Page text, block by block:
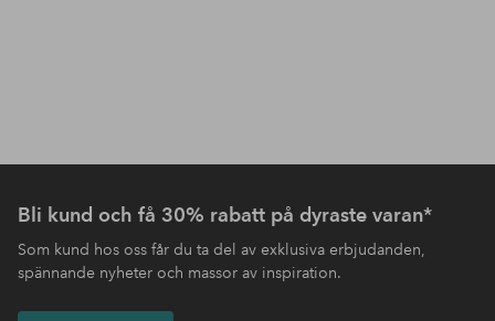
Bli kund och få 30% rabatt på dyraste varan*
Som kund hos oss får du ta del av exklusiva erbjudanden,
spännande nyheter och massor av inspiration.